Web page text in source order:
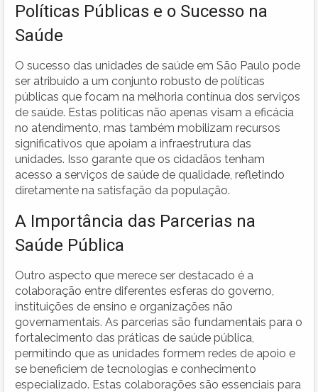
Políticas Públicas e o Sucesso na
Saúde
O sucesso das unidades de saúde em São Paulo pode
ser atribuído a um conjunto robusto de políticas
públicas que focam na melhoria contínua dos serviços
de saúde. Estas políticas não apenas visam a eficácia
no atendimento, mas também mobilizam recursos
significativos que apoiam a infraestrutura das
unidades. Isso garante que os cidadãos tenham
acesso a serviços de saúde de qualidade, refletindo
diretamente na satisfação da população.
A Importância das Parcerias na
Saúde Pública
Outro aspecto que merece ser destacado é a
colaboração entre diferentes esferas do governo,
instituições de ensino e organizações não
governamentais. As parcerias são fundamentais para o
fortalecimento das práticas de saúde pública,
permitindo que as unidades formem redes de apoio e
se beneficiem de tecnologias e conhecimento
especializado. Estas colaborações são essenciais para